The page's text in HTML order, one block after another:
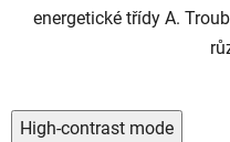
energetické třídy A.
High-contrast mode